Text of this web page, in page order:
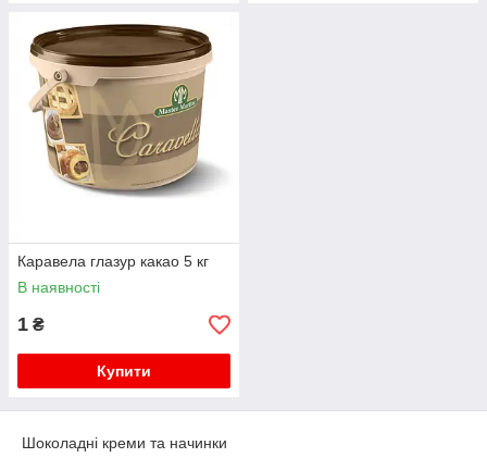
Каравела глазур какао 5 кг
В наявності
1 ₴
Купити
Шоколадні креми та начинки